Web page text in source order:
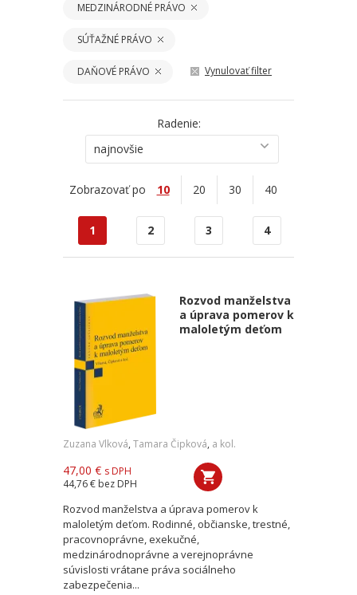
MEDZINÁRODNÉ PRÁVO
SÚŤAŽNÉ PRÁVO
DAŇOVÉ PRÁVO Vynulovať filter
Radenie:
najnovšie
Zobrazovať po 10 20 30 40
1 2 3 4
Rozvod manželstva
a úprava pomerov k
maloletým deťom
Zuzana Vlková, Tamara Čipková, a kol.
47,00 € s DPH
44,76 € bez DPH
Rozvod manželstva a úprava pomerov k
maloletým deťom. Rodinné, občianske, trestné,
pracovnoprávne, exekučné,
medzinárodnoprávne a verejnoprávne
súvislosti vrátane práva sociálneho
zabezpečenia...